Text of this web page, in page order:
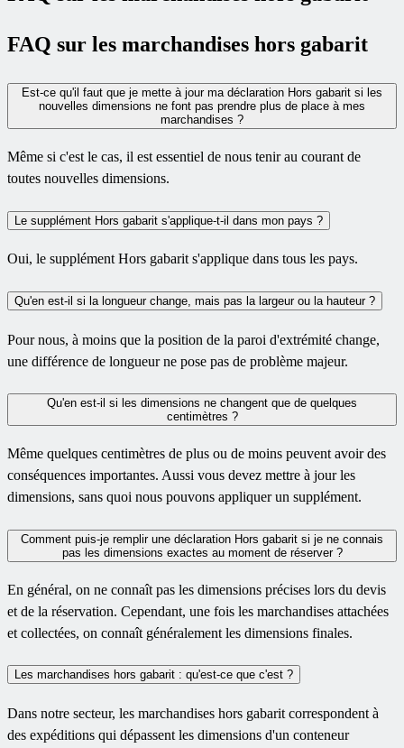
FAQ sur les marchandises hors gabarit
Est-ce qu'il faut que je mette à jour ma déclaration Hors gabarit si les
nouvelles dimensions ne font pas prendre plus de place à mes
marchandises ?
Même si c'est le cas, il est essentiel de nous tenir au courant de
toutes nouvelles dimensions.
Le supplément Hors gabarit s'applique-t-il dans mon pays ?
Oui, le supplément Hors gabarit s'applique dans tous les pays.
Qu'en est-il si la longueur change, mais pas la largeur ou la hauteur ?
Pour nous, à moins que la position de la paroi d'extrémité change,
une différence de longueur ne pose pas de problème majeur.
Qu'en est-il si les dimensions ne changent que de quelques
centimètres ?
Même quelques centimètres de plus ou de moins peuvent avoir des
conséquences importantes. Aussi vous devez mettre à jour les
dimensions, sans quoi nous pouvons appliquer un supplément.
Comment puis-je remplir une déclaration Hors gabarit si je ne connais
pas les dimensions exactes au moment de réserver ?
En général, on ne connaît pas les dimensions précises lors du devis
et de la réservation. Cependant, une fois les marchandises attachées
et collectées, on connaît généralement les dimensions finales.
Les marchandises hors gabarit : qu'est-ce que c'est ?
Dans notre secteur, les marchandises hors gabarit correspondent à
des expéditions qui dépassent les dimensions d'un conteneur